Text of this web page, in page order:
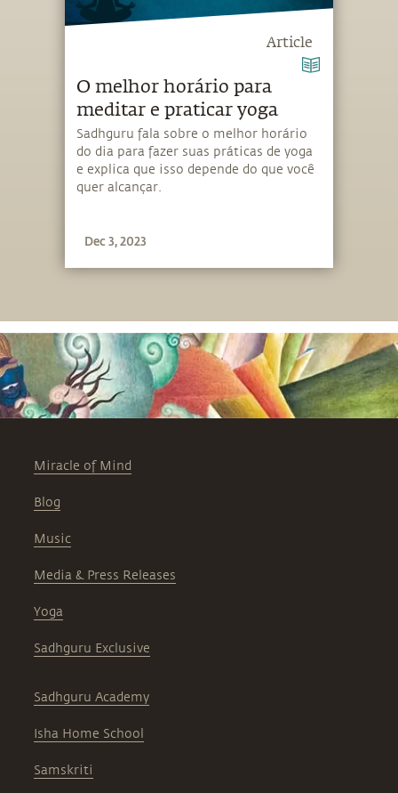
Article
O melhor horário para
meditar e praticar yoga
Sadhguru fala sobre o melhor horário
do dia para fazer suas práticas de yoga
e explica que isso depende do que você
quer alcançar.
Dec 3, 2023
Miracle of Mind
Blog
Music
Media & Press Releases
Yoga
Sadhguru Exclusive
Sadhguru Academy
Isha Home School
Samskriti